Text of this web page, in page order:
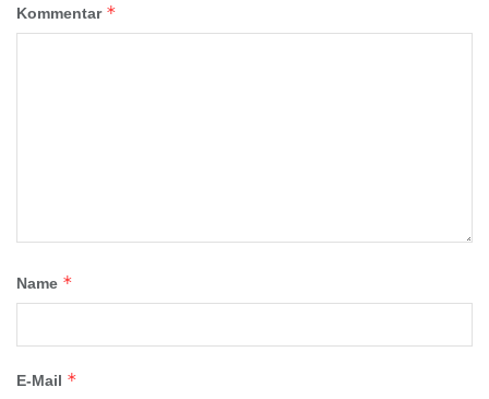
Kommentar *
Name *
E-Mail *